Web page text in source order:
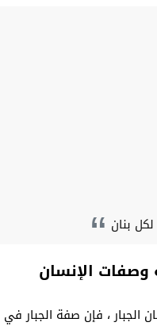
بنان
وصفات الإنسان
الجبار ، فإن صفة